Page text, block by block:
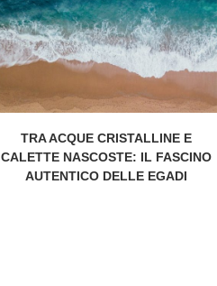
TRA ACQUE CRISTALLINE E
CALETTE NASCOSTE: IL FASCINO
AUTENTICO DELLE EGADI